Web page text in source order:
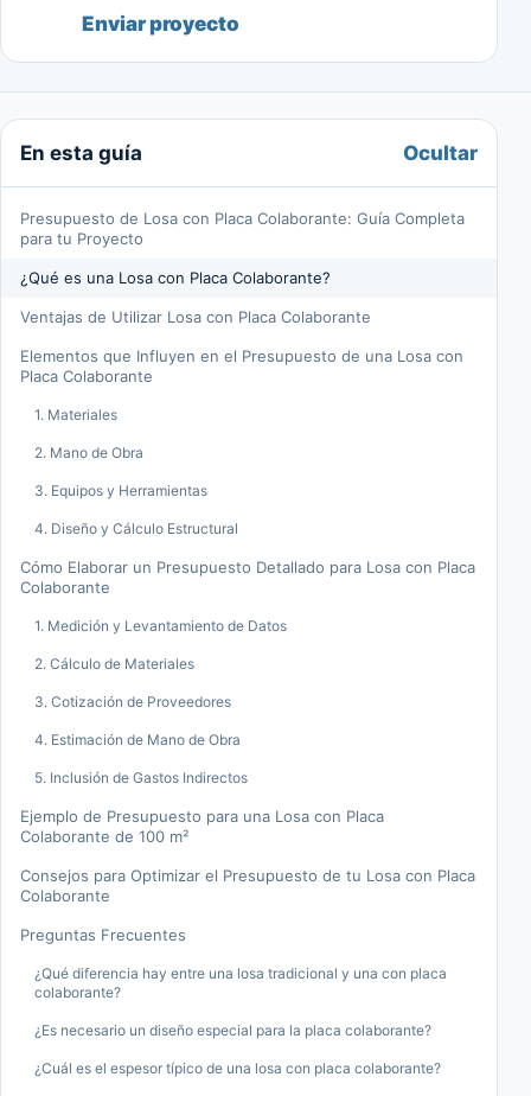
Enviar proyecto
En esta guía Ocultar
Presupuesto de Losa con Placa Colaborante: Guía Completa
para tu Proyecto
¿Qué es una Losa con Placa Colaborante?
Ventajas de Utilizar Losa con Placa Colaborante
Elementos que Influyen en el Presupuesto de una Losa con
Placa Colaborante
1. Materiales
2. Mano de Obra
3. Equipos y Herramientas
4. Diseño y Cálculo Estructural
Cómo Elaborar un Presupuesto Detallado para Losa con Placa
Colaborante
1. Medición y Levantamiento de Datos
2. Cálculo de Materiales
3. Cotización de Proveedores
4. Estimación de Mano de Obra
5. Inclusión de Gastos Indirectos
Ejemplo de Presupuesto para una Losa con Placa
Colaborante de 100 m²
Consejos para Optimizar el Presupuesto de tu Losa con Placa
Colaborante
Preguntas Frecuentes
¿Qué diferencia hay entre una losa tradicional y una con placa
colaborante?
¿Es necesario un diseño especial para la placa colaborante?
¿Cuál es el espesor típico de una losa con placa colaborante?